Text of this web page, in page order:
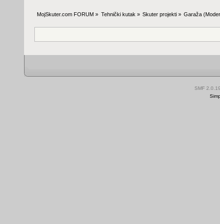
MojSkuter.com FORUM » Tehnički kutak » Skuter projekti» Garaža
SMF